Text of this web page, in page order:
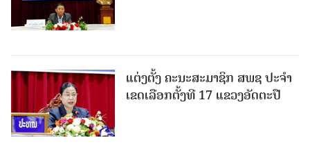
ແຕ່ງຕັ້ງ ຄະນະສະມາຊິກ ສພຊ ປະຈຳ
ເຂດເລືອກຕັ້ງທີ 17 ແຂວງອັດຕະປື